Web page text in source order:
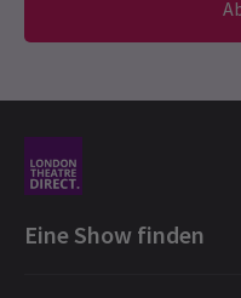
Eine Show finden